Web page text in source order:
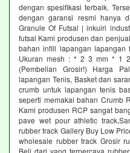
dengan spesifikasi terbaik.
dengan garansi resmi hanya
Granule Of Futsal | inkuiri
futsal Kami produsen dan
bahan infill lapangan lapangan
Ukuran mesh : * 2 3 mm * 1
(Pembelian Grosir!) Harga
lapangan Tenis, Basket dan
crumb untuk lapangan tenis
seperti memakai bahan Crumb
Kami produsen RCP sangat
pave wet pour athletic
rubber track Gallery Buy Low
wholesale rubber track Grosir